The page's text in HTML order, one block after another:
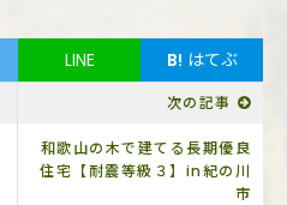
LINE B! はてぶ
次の記事
和歌山の木で建てる長期優良
住宅【耐震等級３】in紀の川
市